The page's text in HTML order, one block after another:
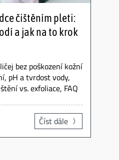
čištěním pleti:
a jak na to krok
bez poškození kožní
pH a tvrdost vody,
vs. exfoliace, FAQ
Číst dále